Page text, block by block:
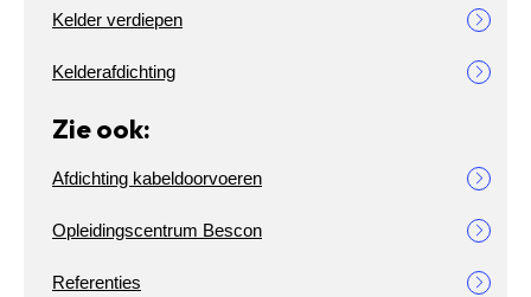
Kelder verdiepen
Kelderafdichting
Zie ook:
Afdichting kabeldoorvoeren
Opleidingscentrum Bescon
Referenties